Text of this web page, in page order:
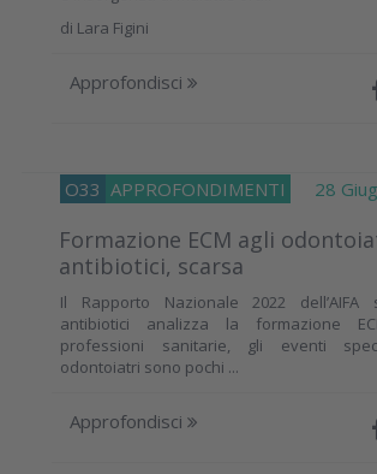
di Lara Figini
Approfondisci
O33 APPROFONDIMENTI 28
Formazione ECM agli
antibiotici, scarsa
Il Rapporto Nazionale 2022 dell’AIFA
antibiotici analizza la formazione
professioni sanitarie, gli eventi
odontoiatri sono pochi ...
Approfondisci